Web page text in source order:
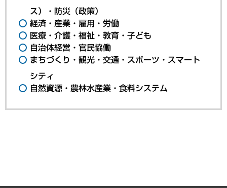
ス）・防災（政策）
経済・産業・雇用・労働
医療・介護・福祉・教育・子ども
自治体経営・官民協働
まちづくり・観光・交通・スポーツ・スマート
シティ
自然資源・農林水産業・食料システム